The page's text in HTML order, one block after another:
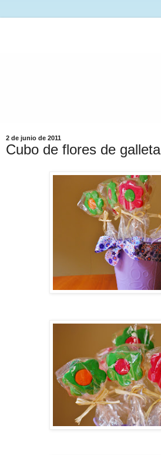
2 de junio de 2011
Cubo de flores de galleta